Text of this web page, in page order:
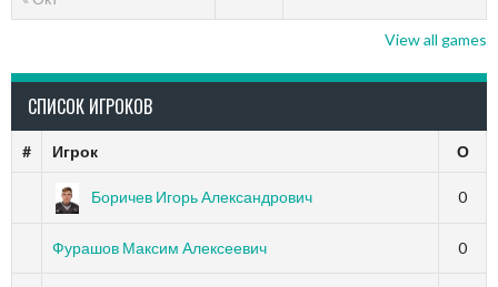
View all games
СПИСОК ИГРОКОВ
# Игрок О
Боричев Игорь Александрович 0
Фурашов Максим Алексеевич 0